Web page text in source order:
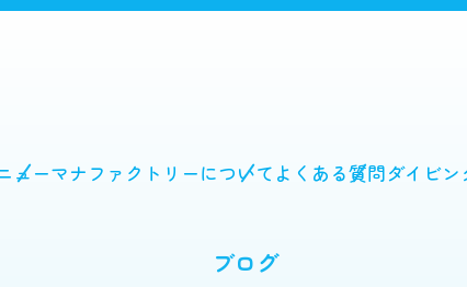
ューマナファクトリーについて よくある質問ダイビ
ブログ